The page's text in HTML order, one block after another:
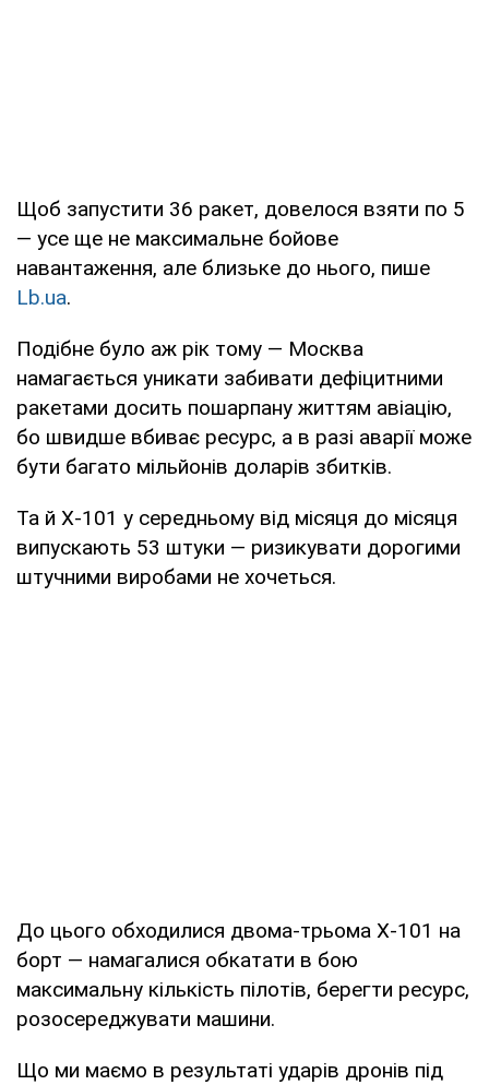
Щоб запустити 36 ракет, довелося взяти по 5
— усе ще не максимальне бойове
навантаження, але близьке до нього, пише
Lb.ua.
Подібне було аж рік тому — Москва
намагається уникати забивати дефіцитними
ракетами досить пошарпану життям авіацію,
бо швидше вбиває ресурс, а в разі аварії може
бути багато мільйонів доларів збитків.
Та й Х-101 у середньому від місяця до місяця
випускають 53 штуки — ризикувати дорогими
штучними виробами не хочеться.
До цього обходилися двома-трьома Х-101 на
борт — намагалися обкатати в бою
максимальну кількість пілотів, берегти ресурс,
розосереджувати машини.
Що ми маємо в результаті ударів дронів під